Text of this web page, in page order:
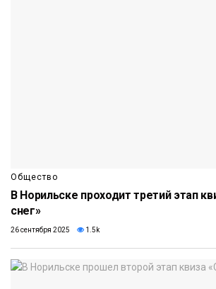
Общество
В Норильске проходит третий этап
снег»
26 сентября 2025 1.5k